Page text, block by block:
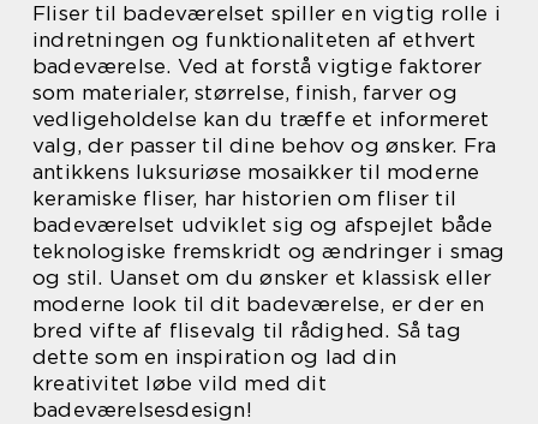
Fliser til badeværelset spiller en vigtig rolle i
indretningen og funktionaliteten af ethvert
badeværelse. Ved at forstå vigtige faktorer
som materialer, størrelse, finish, farver og
vedligeholdelse kan du træffe et informeret
valg, der passer til dine behov og ønsker. Fra
antikkens luksuriøse mosaikker til moderne
keramiske fliser, har historien om fliser til
badeværelset udviklet sig og afspejlet både
teknologiske fremskridt og ændringer i smag
og stil. Uanset om du ønsker et klassisk eller
moderne look til dit badeværelse, er der en
bred vifte af flisevalg til rådighed. Så tag
dette som en inspiration og lad din
kreativitet løbe vild med dit
badeværelsesdesign!